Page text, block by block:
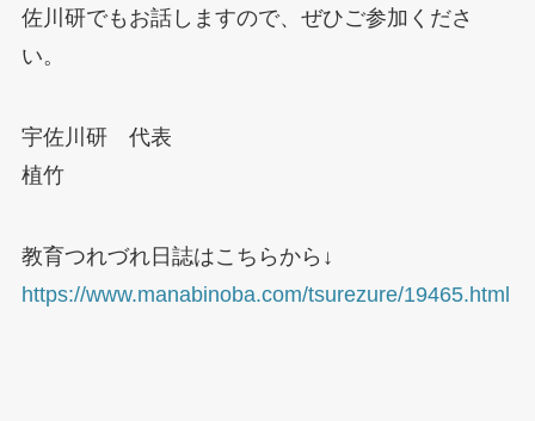
佐川研でもお話しますので、ぜひご参加くださ
い。
宇佐川研 代表
植竹
教育つれづれ日誌はこちらから↓
https://www.manabinoba.com/tsurezure/19465.html